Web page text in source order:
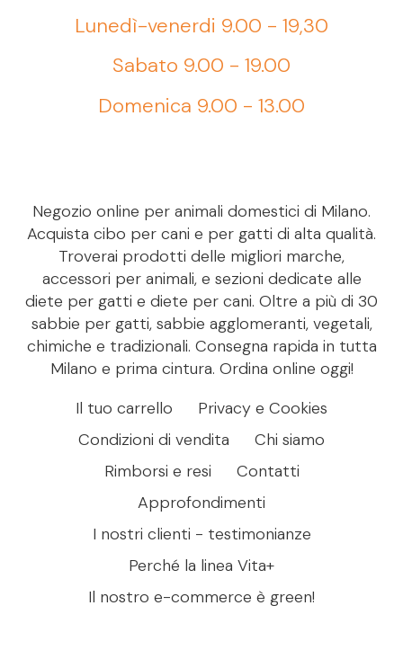
Lunedì-venerdi 9.00 - 19,30
Sabato 9.00 - 19.00
Domenica 9.00 - 13.00
Negozio online per animali domestici di Milano.
Acquista cibo per cani e per gatti di alta qualità.
Troverai prodotti delle migliori marche,
accessori per animali, e sezioni dedicate alle
diete per gatti e diete per cani. Oltre a più di 30
sabbie per gatti, sabbie agglomeranti, vegetali,
chimiche e tradizionali. Consegna rapida in tutta
Milano e prima cintura. Ordina online oggi!
Il tuo carrello
Privacy e Cookies
Condizioni di vendita
Chi siamo
Rimborsi e resi
Contatti
Approfondimenti
I nostri clienti - testimonianze
Perché la linea Vita+
Il nostro e-commerce è green!